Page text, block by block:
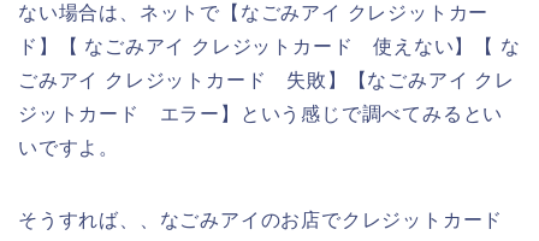
ない場合は、ネットで【なごみアイ クレジットカー
ド】【 なごみアイ クレジットカード 使えない】【 な
ごみアイ クレジットカード 失敗】【なごみアイ クレ
ジットカード エラー】という感じで調べてみるとい
いですよ。
そうすれば、、なごみアイのお店でクレジットカード